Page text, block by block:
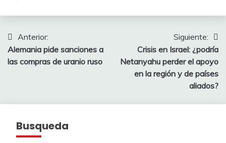
Navegación
de
Anterior:
Alemania pide sanciones a
las compras de uranio ruso
Siguiente:
Crisis en Israel: ¿podría
Netanyahu perder el apoyo
en la región y de países
aliados?
Busqueda